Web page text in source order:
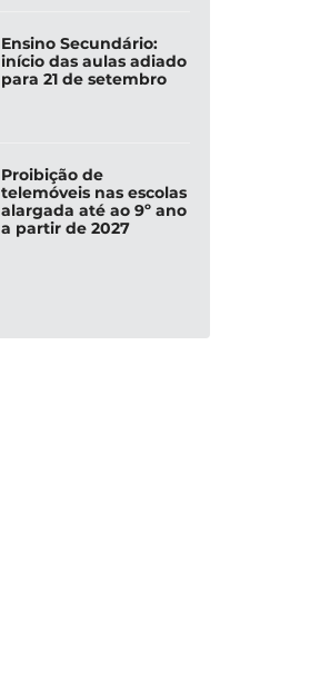
Ensino Secundário:
início das aulas adiado
para 21 de setembro
Proibição de
telemóveis nas escolas
alargada até ao 9º ano
a partir de 2027